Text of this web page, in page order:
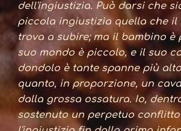
dell'ingiustizia. Può darsi che
piccola ingiustizia quella che il
trova a subire; ma il bambino è
suo mondo è piccolo, e il suo
dondolo è tante spanne più
quanto, in proporzione, un
dalla grossa ossatura. Io,
sostenuto un perpetuo